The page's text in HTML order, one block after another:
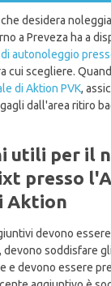
desidera
a Preveza ha a
autonoleggio
cui scegliere.
di Aktion PVK,
dall'area ritiro
utili per il
presso
Aktion
devono
soddisfare
e devono essere